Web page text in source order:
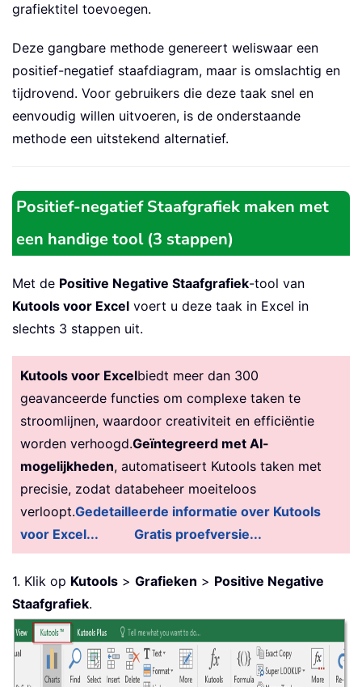
grafiektitel toevoegen.
Deze gangbare methode genereert weliswaar een
positief-negatief staafdiagram, maar is omslachtig en
tijdrovend. Voor gebruikers die deze taak snel en
eenvoudig willen uitvoeren, is de onderstaande
methode een uitstekend alternatief.
Positief-negatief Staafgrafiek maken met
een handige tool (3 stappen)
Met de Positive Negative Staafgrafiek-tool van
Kutools voor Excel voert u deze taak in Excel in
slechts 3 stappen uit.
Kutools voor Excelbiedt meer dan 300
geavanceerde functies om complexe taken te
stroomlijnen, waardoor creativiteit en efficiëntie
worden verhoogd.Geïntegreerd met AI-
mogelijkheden, automatiseert Kutools taken met
precisie, zodat databeheer moeiteloos
verloopt.Gedetailleerde informatie over Kutools
voor Excel...
Gratis proefversie...
1. Klik op Kutools > Grafieken > Positive Negative
Staafgrafiek.